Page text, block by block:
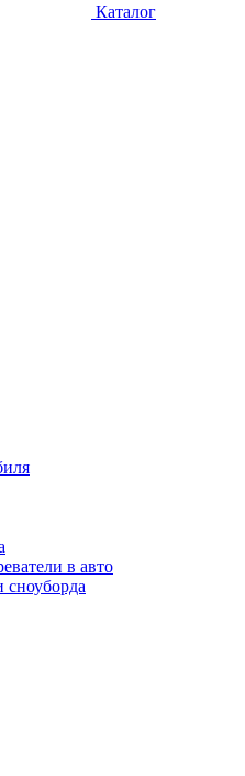
Каталог
в авто